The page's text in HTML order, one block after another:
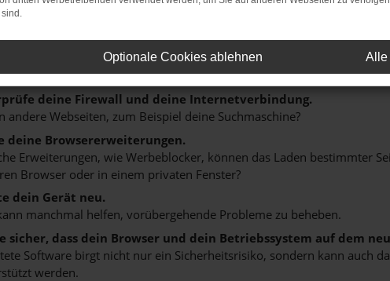
Network Error
ist ein Fehler aufgetreten.
ein paar Tipps, die dir helfen können:
deine Firewall und deine Internetverbindung.
andere Webseiten, zum Beispiel deine Suchmaschine?
deine Browsererweiterungen.
Erweiterungen, wie Werbeblocker, können das Laden bestimmter
Browser oder in einem privaten Fenster?
dein Gerät neu.
manchmal helfen, vorübergehende Probleme zu beheben.
sicher, dass dein Browser und dein Betriebssystem auf dem
Software birgt nicht nur ein Sicherheitsrisiko, sondern kann auch
werden.
Optionale Cookies ablehnen Alle